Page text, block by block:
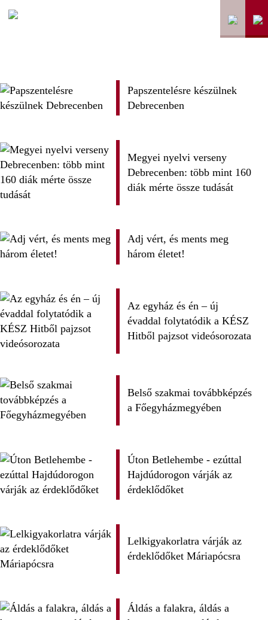
Papszentelésre készülnek
Debrecenben
Megyei nyelvi verseny
Debrecenben: több mint 160
diák mérte össze tudását
Adj vért, és ments meg
három életet!
Az egyház és én – új
évaddal folytatódik a KÉSZ
Hitből pajzsot videósorozata
Belső szakmai továbbképzés
a Főegyházmegyében
Úton Betlehembe - ezúttal
Hajdúdorogon várják az
érdeklődőket
Lelkigyakorlatra várják az
érdeklődőket Máriapócsra
Áldás a falakra, áldás a